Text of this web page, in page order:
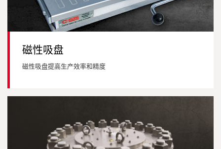
磁性吸盘
磁性吸盘提高生产效率和精度